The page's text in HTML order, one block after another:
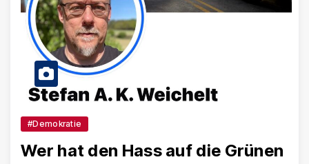
#Demokratie
Wer hat den Hass auf die Grünen